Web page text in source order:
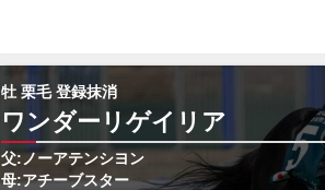
牡 栗毛 登録抹消
ワンダーリゲイリア
父:ノーアテンシヨン
母:アチーブスター